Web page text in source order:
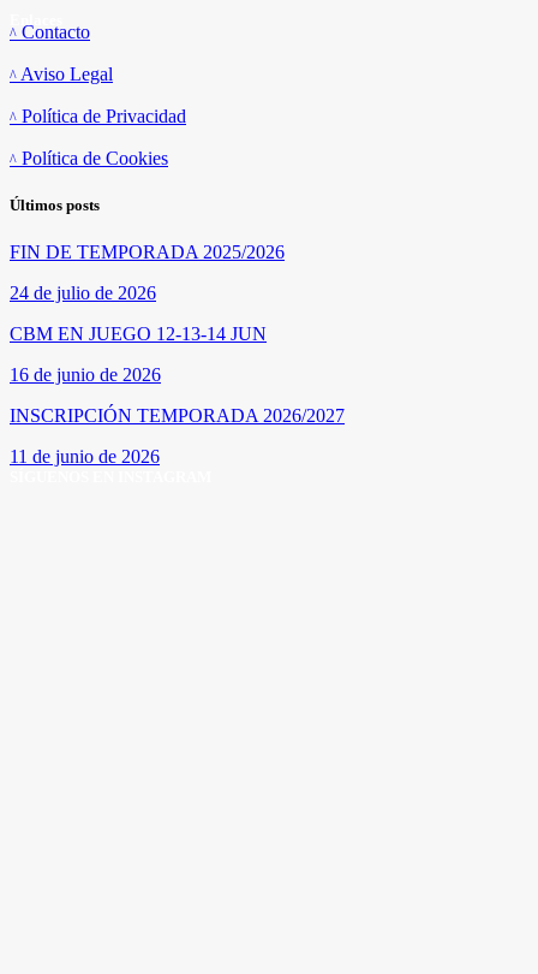
Contacto
Aviso Legal
Política de Privacidad
Política de Cookies
Últimos posts
FIN DE TEMPORADA 2025/2026
24 de julio de 2026
CBM EN JUEGO 12-13-14 JUN
16 de junio de 2026
INSCRIPCIÓN TEMPORADA 2026/2027
11 de junio de 2026